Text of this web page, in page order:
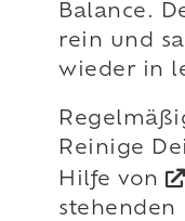
Balance.
rein und
wieder in
Reinige
Hilfe von
stehenden